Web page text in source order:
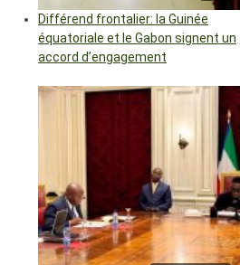
Différend frontalier: la Guinée
équatoriale et le Gabon signent un
accord d’engagement